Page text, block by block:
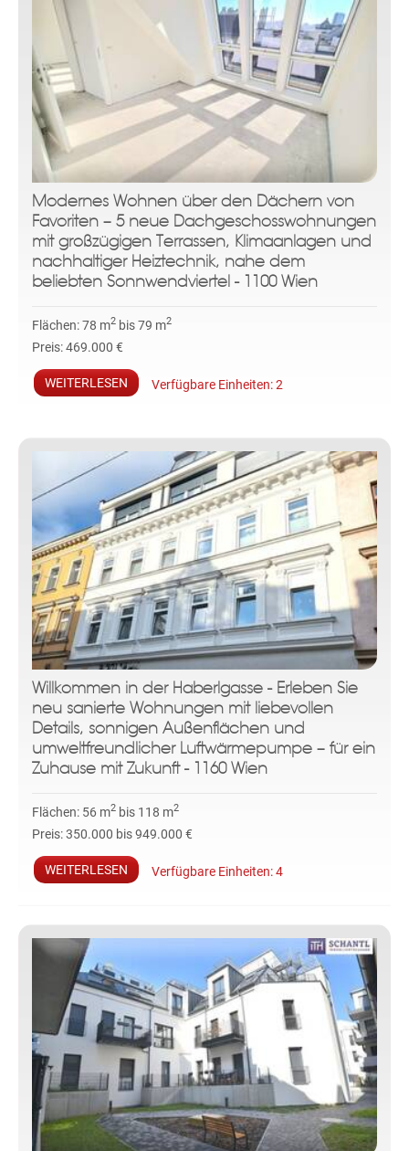
Modernes Wohnen über den Dächern von
Favoriten – 5 neue Dachgeschosswohnungen
mit großzügigen Terrassen, Klimaanlagen und
nachhaltiger Heiztechnik, nahe dem
beliebten Sonnwendviertel - 1100 Wien
Flächen:78 m2 bis 79 m2
Preis:469.000 €
WEITERLESEN Verfügbare Einheiten:2
Willkommen in der Haberlgasse - Erleben Sie
neu sanierte Wohnungen mit liebevollen
Details, sonnigen Außenflächen und
umweltfreundlicher Luftwärmepumpe – für ein
Zuhause mit Zukunft - 1160 Wien
Flächen: 56 m2 bis 118 m2
Preis:350.000 bis 949.000 €
WEITERLESEN Verfügbare Einheiten:4